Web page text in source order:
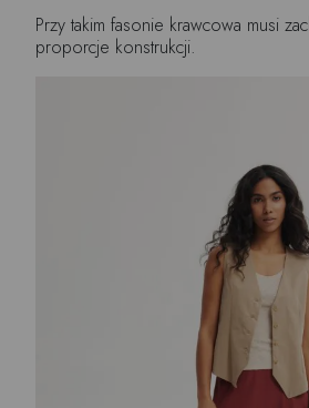
Przy takim fasonie krawcowa musi
proporcje konstrukcji.